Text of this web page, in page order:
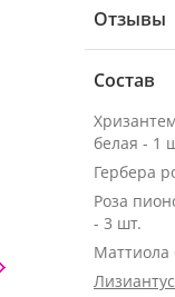
Отзывы
Состав
белая - 1
Гербера
Роза
- 3 шт.
Маттиола
Лизиантус